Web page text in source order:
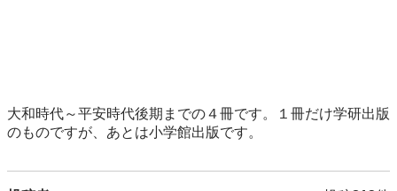
大和時代～平安時代後期までの４冊です。１冊だけ学研出版
のものですが、あとは小学館出版です。